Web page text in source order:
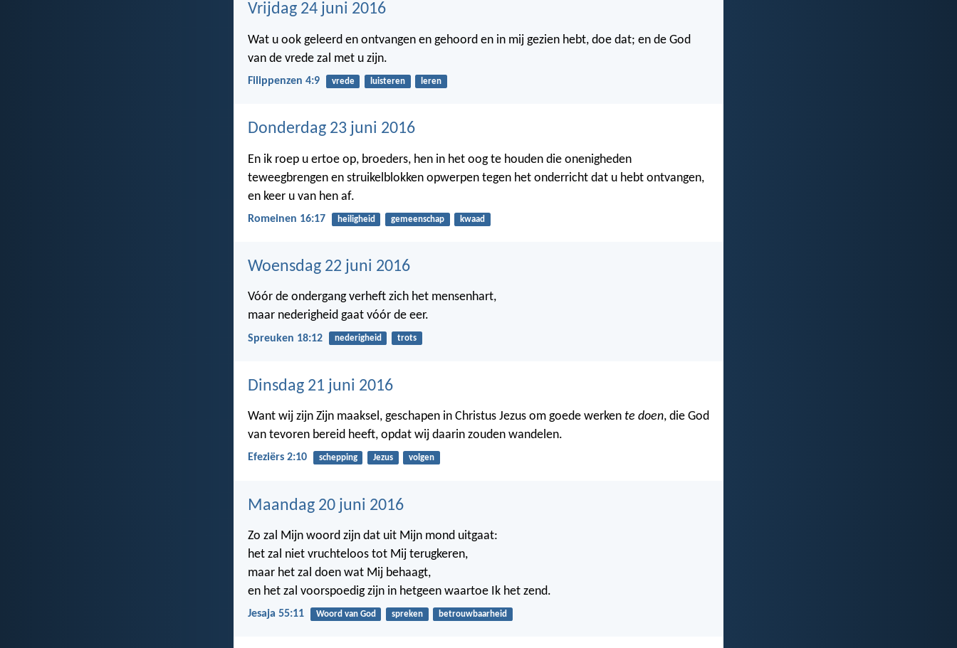
Vrijdag 24 juni 2016
Wat u ook geleerd en ontvangen en gehoord en in mij gezien hebt, doe dat; en de God
van de vrede zal met u zijn.
Filippenzen 4:9 vrede luisteren leren
Donderdag 23 juni 2016
En ik roep u ertoe op, broeders, hen in het oog te houden die onenigheden
teweegbrengen en struikelblokken opwerpen tegen het onderricht dat u hebt ontvangen,
en keer u van hen af.
Romeinen 16:17 heiligheid gemeenschap kwaad
Woensdag 22 juni 2016
Vóór de ondergang verheft zich het mensenhart,
maar nederigheid gaat vóór de eer.
Spreuken 18:12 nederigheid trots
Dinsdag 21 juni 2016
Want wij zijn Zijn maaksel, geschapen in Christus Jezus om goede werken te doen, die God
van tevoren bereid heeft, opdat wij daarin zouden wandelen.
Efeziërs 2:10 schepping Jezus volgen
Maandag 20 juni 2016
Zo zal Mijn woord zijn dat uit Mijn mond uitgaat:
het zal niet vruchteloos tot Mij terugkeren,
maar het zal doen wat Mij behaagt,
en het zal voorspoedig zijn in hetgeen waartoe Ik het zend.
Jesaja 55:11 Woord van God spreken betrouwbaarheid